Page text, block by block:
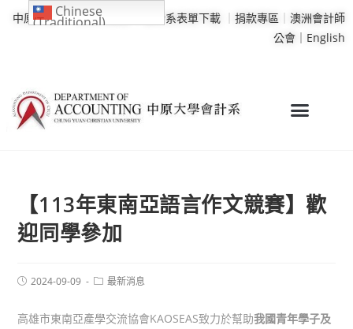
中原大學｜學校行事曆 會計系表單下載 ｜ 捐款專區 ｜ 澳洲會計師
公會｜ English
【113年東南亞語言作文競賽】歡
迎同學參加
2024-09-09 最新消息
高雄市東南亞產學交流協會KAOSEAS致力於幫助我國青年學子及
Chinese
(Traditional)